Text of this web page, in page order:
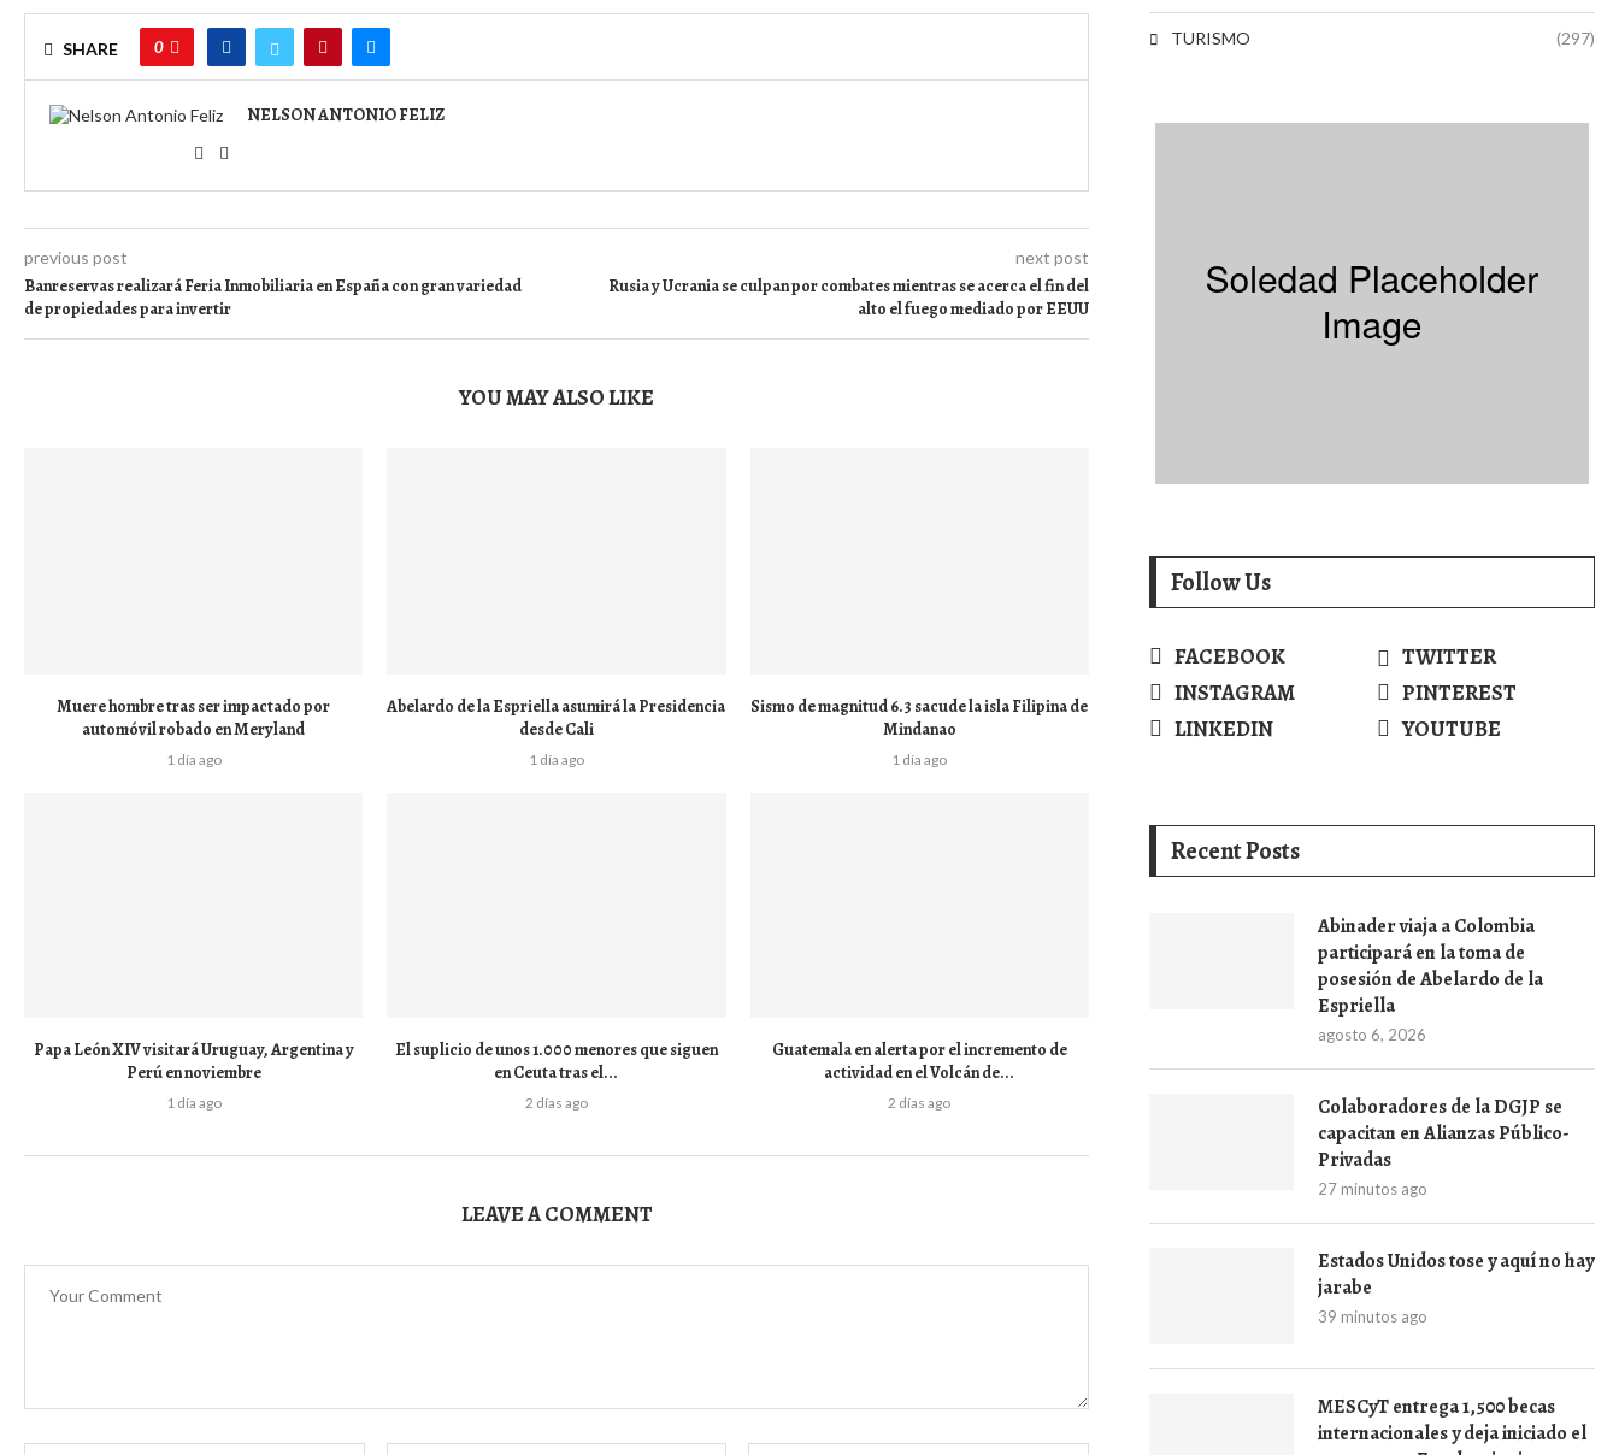
SHARE 0
NELSON ANTONIO FELIZ
previous post
Banreservas realizará Feria Inmobiliaria en España con gran variedad
de propiedades para invertir
next post
Rusia y Ucrania se culpan por combates mientras se acerca el fin del
alto el fuego mediado por EEUU
YOU MAY ALSO LIKE
Muere hombre tras ser impactado por
automóvil robado en Meryland
1 día ago
Abelardo de la Espriella asumirá la Presidencia
desde Cali
1 día ago
Sismo de magnitud 6.3 sacude la isla Filipina de
Mindanao
1 día ago
Papa León XIV visitará Uruguay, Argentina y
Perú en noviembre
1 día ago
El suplicio de unos 1.000 menores que siguen
en Ceuta tras el...
2 días ago
Guatemala en alerta por el incremento de
actividad en el Volcán de...
2 días ago
LEAVE A COMMENT
TURISMO (297)
Follow Us
FACEBOOK
TWITTER
INSTAGRAM
PINTEREST
LINKEDIN
YOUTUBE
Recent Posts
Abinader viaja a Colombia
participará en la toma de
posesión de Abelardo de la
Espriella
agosto 6, 2026
Colaboradores de la DGJP se
capacitan en Alianzas Público-
Privadas
27 minutos ago
Estados Unidos tose y aquí no hay
jarabe
39 minutos ago
MESCyT entrega 1,500 becas
internacionales y deja iniciado el